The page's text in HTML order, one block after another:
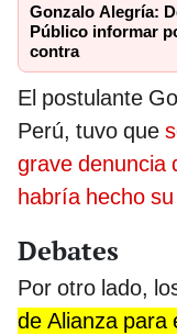
Gonzalo Alegría:
Público informar
contra
El postulante
Perú, tuvo que
grave denuncia
habría hecho su
Debates
Por otro lado,
de Alianza para